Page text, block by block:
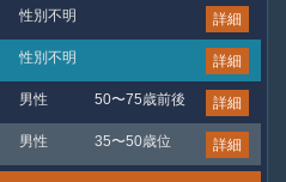
性別不明 詳細
性別不明 詳細
男性 50〜75歳前後 詳細
男性 35〜50歳位 詳細